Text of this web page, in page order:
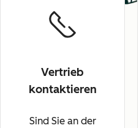
Vertrieb
kontaktieren
Sind Sie an der